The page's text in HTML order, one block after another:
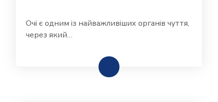
Очі є одним із найважливіших органів чуття,
через який…